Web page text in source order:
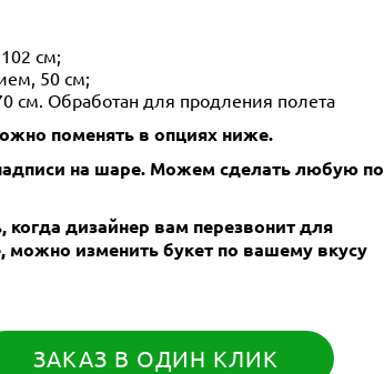
см;
50 см;
см. Обработан для продления полета
поменять в опциях ниже.
на шаре. Можем сделать любую по
дизайнер вам перезвонит для
можно изменить букет по вашему вкусу
ЗАКАЗ В ОДИН КЛИК